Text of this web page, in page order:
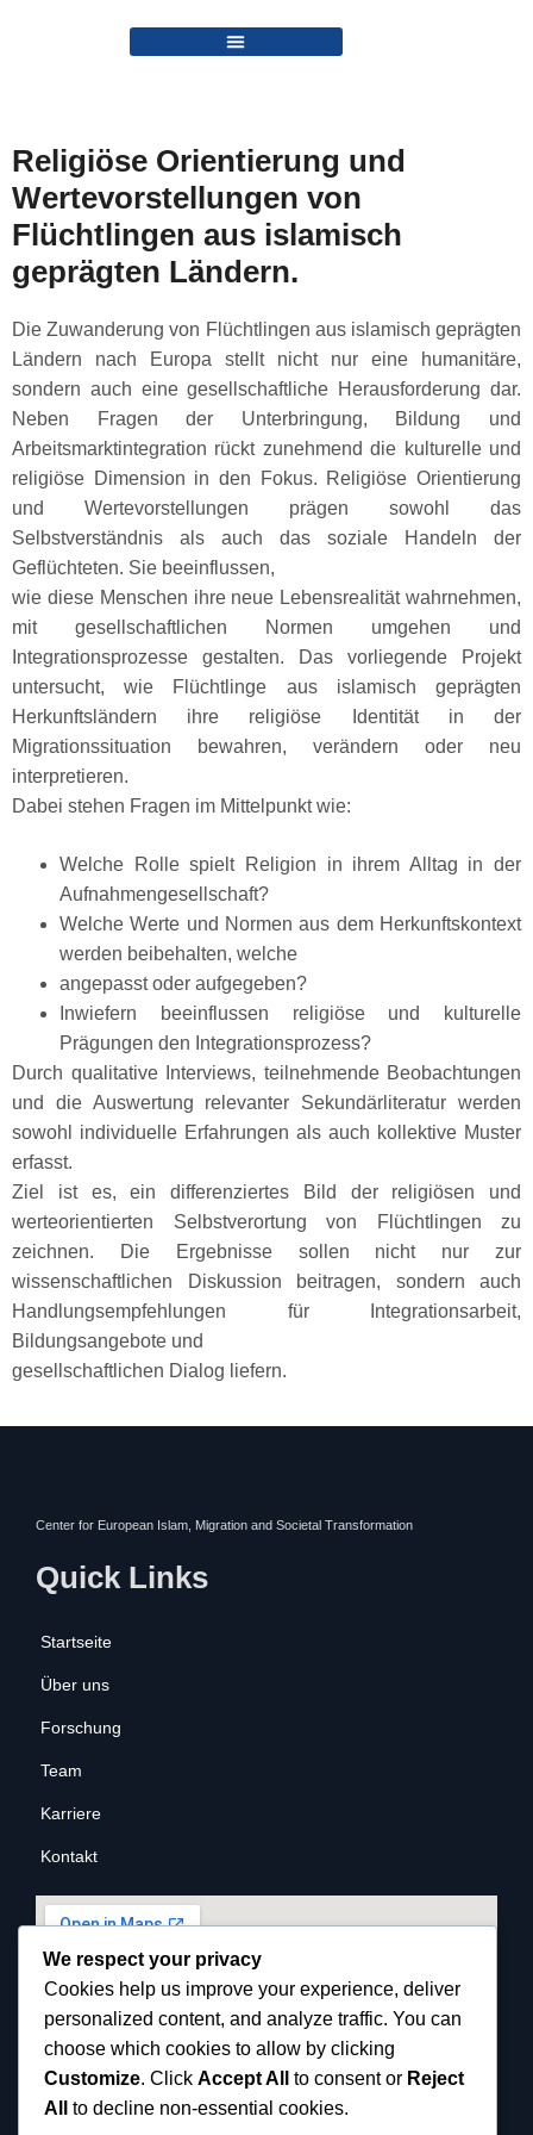
Religiöse Orientierung und
Wertevorstellungen von
Flüchtlingen aus islamisch
geprägten Ländern.
Die Zuwanderung von Flüchtlingen aus islamisch geprägten
Ländern nach Europa stellt nicht nur eine humanitäre,
sondern auch eine gesellschaftliche Herausforderung dar.
Neben Fragen der Unterbringung, Bildung und
Arbeitsmarktintegration rückt zunehmend die kulturelle und
religiöse Dimension in den Fokus. Religiöse Orientierung
und Wertevorstellungen prägen sowohl das
Selbstverständnis als auch das soziale Handeln der
Geflüchteten. Sie beeinflussen,
wie diese Menschen ihre neue Lebensrealität wahrnehmen,
mit gesellschaftlichen Normen umgehen und
Integrationsprozesse gestalten. Das vorliegende Projekt
untersucht, wie Flüchtlinge aus islamisch geprägten
Herkunftsländern ihre religiöse Identität in der
Migrationssituation bewahren, verändern oder neu
interpretieren.
Dabei stehen Fragen im Mittelpunkt wie:
Welche Rolle spielt Religion in ihrem Alltag in der
Aufnahmengesellschaft?
Welche Werte und Normen aus dem Herkunftskontext
werden beibehalten, welche
angepasst oder aufgegeben?
Inwiefern beeinflussen religiöse und kulturelle
Prägungen den Integrationsprozess?
Durch qualitative Interviews, teilnehmende Beobachtungen
und die Auswertung relevanter Sekundärliteratur werden
sowohl individuelle Erfahrungen als auch kollektive Muster
erfasst.
Ziel ist es, ein differenziertes Bild der religiösen und
werteorientierten Selbstverortung von Flüchtlingen zu
zeichnen. Die Ergebnisse sollen nicht nur zur
wissenschaftlichen Diskussion beitragen, sondern auch
Handlungsempfehlungen für Integrationsarbeit,
Bildungsangebote und
gesellschaftlichen Dialog liefern.
Center for European Islam, Migration and Societal Transformation
Quick Links
Startseite
Über uns
Forschung
Team
Karriere
Kontakt
We respect your privacy
Cookies help us improve your experience, deliver
personalized content, and analyze traffic. You can
choose which cookies to allow by clicking
Customize. Click Accept All to consent or Reject
All
to decline non-essential cookies.